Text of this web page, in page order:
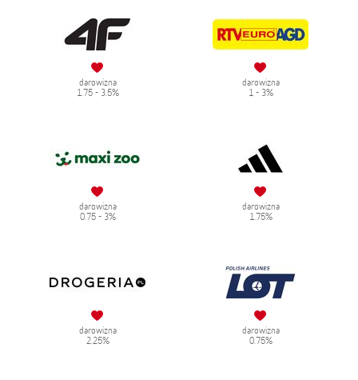
darowizna
1.75 - 3.5%
darowizna
1 - 3%
darowizna
0.75 - 3%
darowizna
1.75%
darowizna
2.25%
darowizna
0.75%